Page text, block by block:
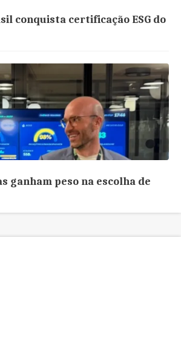
conquista certificação ESG do
ganham peso na escolha de